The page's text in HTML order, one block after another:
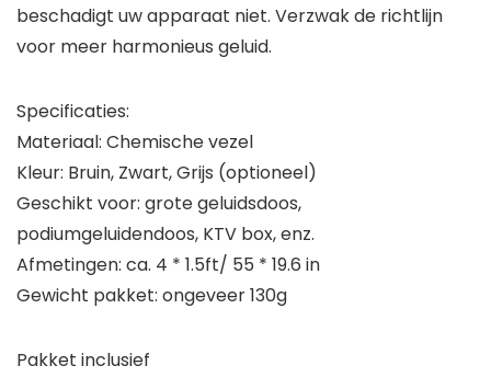
beschadigt uw apparaat niet. Verzwak de richtlijn
voor meer harmonieus geluid.
Specificaties:
Materiaal: Chemische vezel
Kleur: Bruin, Zwart, Grijs (optioneel)
Geschikt voor: grote geluidsdoos,
podiumgeluidendoos, KTV box, enz.
Afmetingen: ca. 4 * 1.5ft/ 55 * 19.6 in
Gewicht pakket: ongeveer 130g
Pakket inclusief